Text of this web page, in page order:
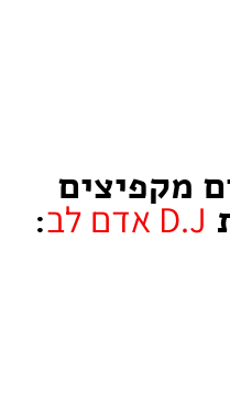
מקפיצים
D.J אדם לב :